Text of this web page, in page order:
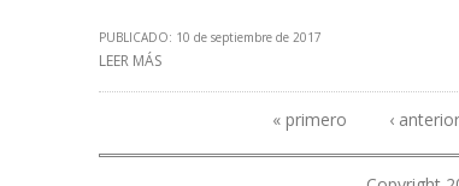
PUBLICADO: 10 de septiembre de 2017
LEER MÁS
Páginas
« primero ‹ anterior